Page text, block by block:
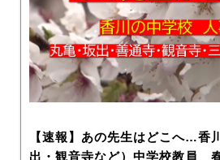
【速報】あの先生はどこへ…香
出・観音寺など）中学校教員